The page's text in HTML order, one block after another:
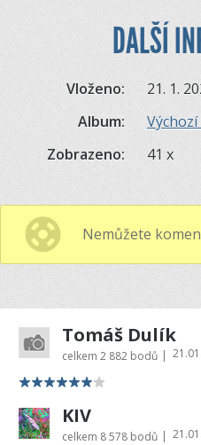
DALŠÍ
Vloženo:
21. 1.
Album:
Zobrazeno:
41 x
Nemůžete
Tomáš Dulík
celkem 2 882 bodů |
KIV
celkem 8 578 bodů |